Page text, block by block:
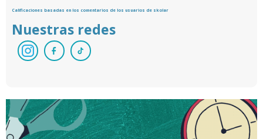
Calificaciones basadas en los comentarios de los usuarios de skolar
Nuestras redes